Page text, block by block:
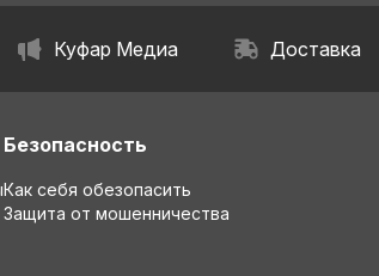
Куфар Медиа Доставка
Безопасность
Как себя обезопасить
Защита от мошенничества